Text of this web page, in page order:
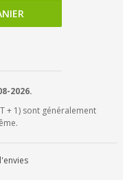
2026.
+ 1) sont généralement